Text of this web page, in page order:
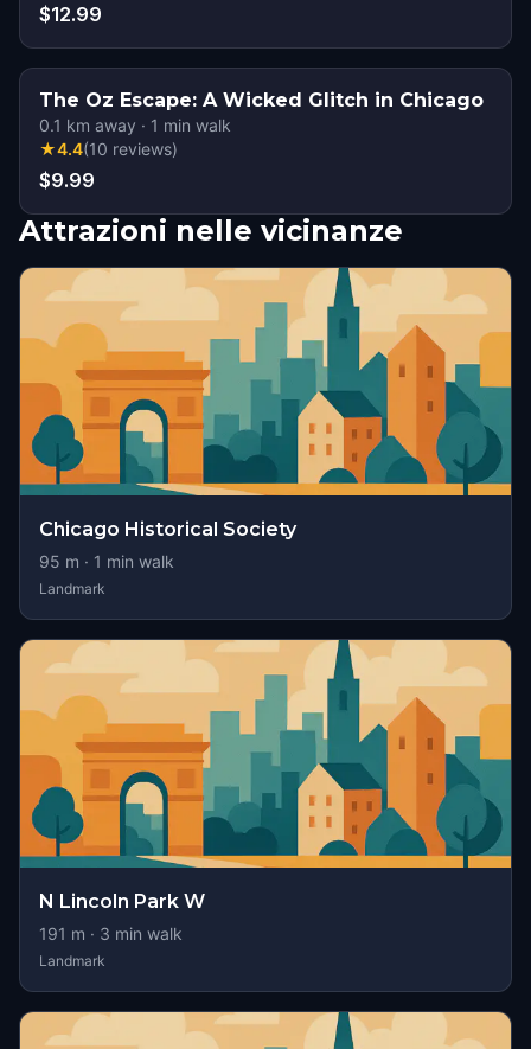
$12.99
The Oz Escape: A Wicked Glitch in Chicago
0.1 km away · 1 min walk
★4.4(10 reviews)
$9.99
Attrazioni nelle vicinanze
Chicago Historical Society
95 m · 1 min walk
Landmark
N Lincoln Park W
191 m · 3 min walk
Landmark